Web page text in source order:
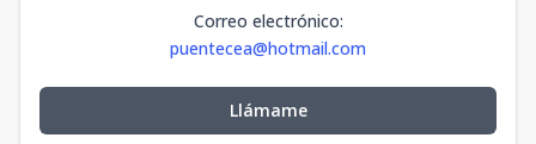
Correo electrónico:
puentecea@hotmail.com
Llámame